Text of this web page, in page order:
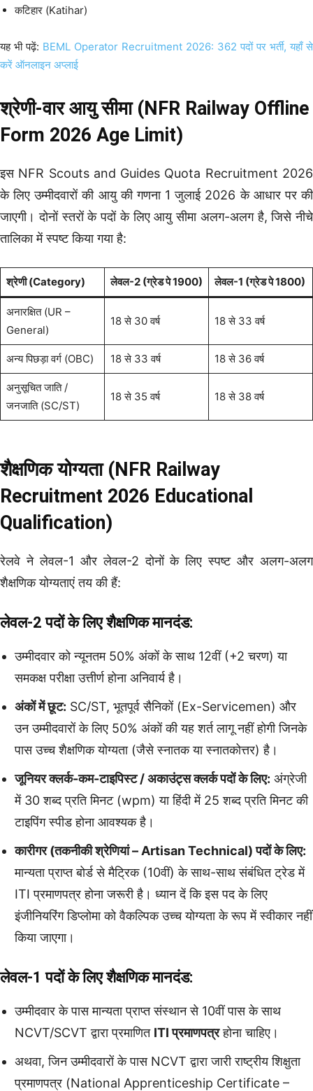
कटिहार (Katihar)
यह भी पढ़ें: BEML Operator Recruitment 2026: 362 पदों पर भर्ती, यहाँ से
करें ऑनलाइन अप्लाई
श्रेणी-वार आयु सीमा (NFR Railway Offline
Form 2026 Age Limit)
इस NFR Scouts and Guides Quota Recruitment 2026
के लिए उम्मीदवारों की आयु की गणना 1 जुलाई 2026 के आधार पर की
जाएगी। दोनों स्तरों के पदों के लिए आयु सीमा अलग-अलग है, जिसे नीचे
तालिका में स्पष्ट किया गया है:
श्रेणी (Category) लेवल-2 (ग्रेड पे 1900) लेवल-1 (ग्रेड पे 1800)
अनारक्षित (UR –
General)
18 से 30 वर्ष 18 से 33 वर्ष
अन्य पिछड़ा वर्ग (OBC) 18 से 33 वर्ष 18 से 36 वर्ष
अनुसूचित जाति /
जनजाति (SC/ST)
18 से 35 वर्ष 18 से 38 वर्ष
शैक्षणिक योग्यता (NFR Railway
Recruitment 2026 Educational
Qualification)
रेलवे ने लेवल-1 और लेवल-2 दोनों के लिए स्पष्ट और अलग-अलग
शैक्षणिक योग्यताएं तय की हैं:
लेवल-2 पदों के लिए शैक्षणिक मानदंड:
उम्मीदवार को न्यूनतम 50% अंकों के साथ 12वीं (+2 चरण) या
समकक्ष परीक्षा उत्तीर्ण होना अनिवार्य है।
अंकों में छूट: SC/ST, भूतपूर्व सैनिकों (Ex-Servicemen) और
उन उम्मीदवारों के लिए 50% अंकों की यह शर्त लागू नहीं होगी जिनके
पास उच्च शैक्षणिक योग्यता (जैसे स्नातक या स्नातकोत्तर) है।
जूनियर क्लर्क-कम-टाइपिस्ट / अकाउंट्स क्लर्क पदों के लिए: अंग्रेजी
में 30 शब्द प्रति मिनट (wpm) या हिंदी में 25 शब्द प्रति मिनट की
टाइपिंग स्पीड होना आवश्यक है।
कारीगर (तकनीकी श्रेणियां – Artisan Technical) पदों के लिए:
मान्यता प्राप्त बोर्ड से मैट्रिक (10वीं) के साथ-साथ संबंधित ट्रेड में
ITI प्रमाणपत्र होना जरूरी है। ध्यान दें कि इस पद के लिए
इंजीनियरिंग डिप्लोमा को वैकल्पिक उच्च योग्यता के रूप में स्वीकार नहीं
किया जाएगा।
लेवल-1 पदों के लिए शैक्षणिक मानदंड:
उम्मीदवार के पास मान्यता प्राप्त संस्थान से 10वीं पास के साथ
NCVT/SCVT द्वारा प्रमाणित ITI प्रमाणपत्रहोना चाहिए।
अथवा, जिन उम्मीदवारों के पास NCVT द्वारा जारी राष्ट्रीय शिक्षुता
प्रमाणपत्र (National Apprenticeship Certificate –